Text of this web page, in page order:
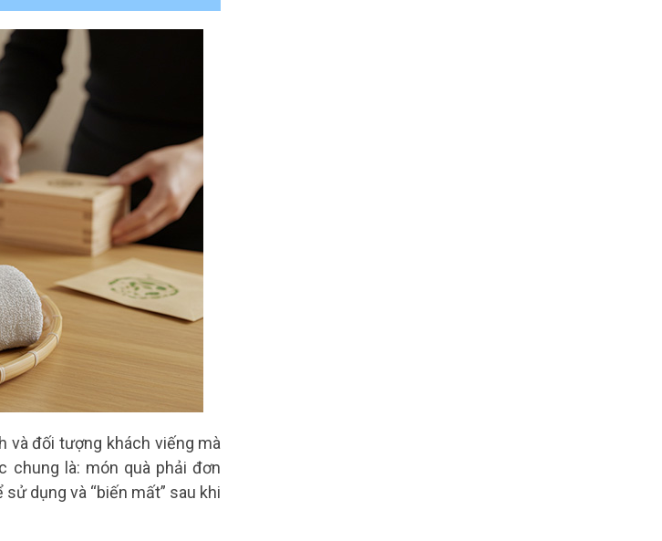
và đối tượng khách viếng mà
chung là: món quà phải đơn
dụng và “biến mất” sau khi